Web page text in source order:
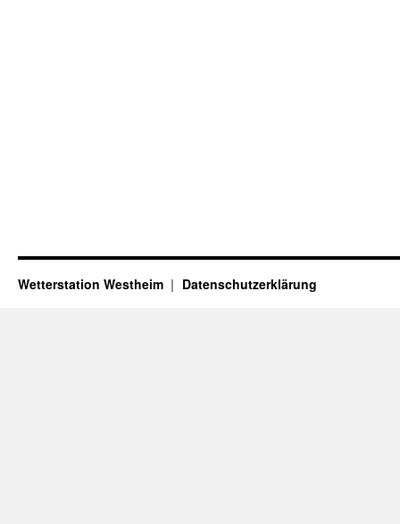
Wetterstation Westheim Datenschutzerklärung